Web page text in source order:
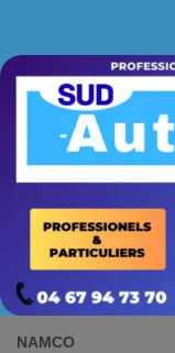
NAMCO